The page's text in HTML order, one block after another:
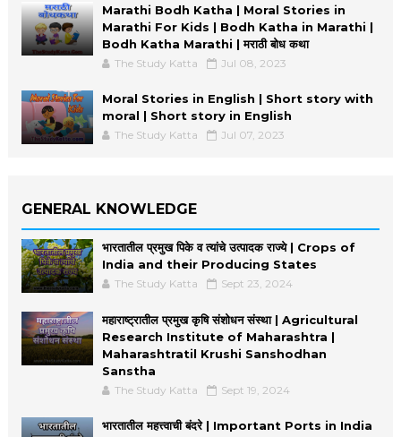
Marathi Bodh Katha | Moral Stories in
Marathi For Kids | Bodh Katha in Marathi |
Bodh Katha Marathi | मराठी बोध कथा
The Study Katta Jul 08, 2023
Moral Stories in English | Short story with
moral | Short story in English
The Study Katta Jul 07, 2023
GENERAL KNOWLEDGE
भारतातील प्रमुख पिके व त्यांचे उत्पादक राज्ये | Crops of
India and their Producing States
The Study Katta Sept 23, 2024
महाराष्ट्रातील प्रमुख कृषि संशोधन संस्था | Agricultural
Research Institute of Maharashtra |
Maharashtratil Krushi Sanshodhan
Sanstha
The Study Katta Sept 19, 2024
भारतातील महत्त्वाची बंदरे | Important Ports in India